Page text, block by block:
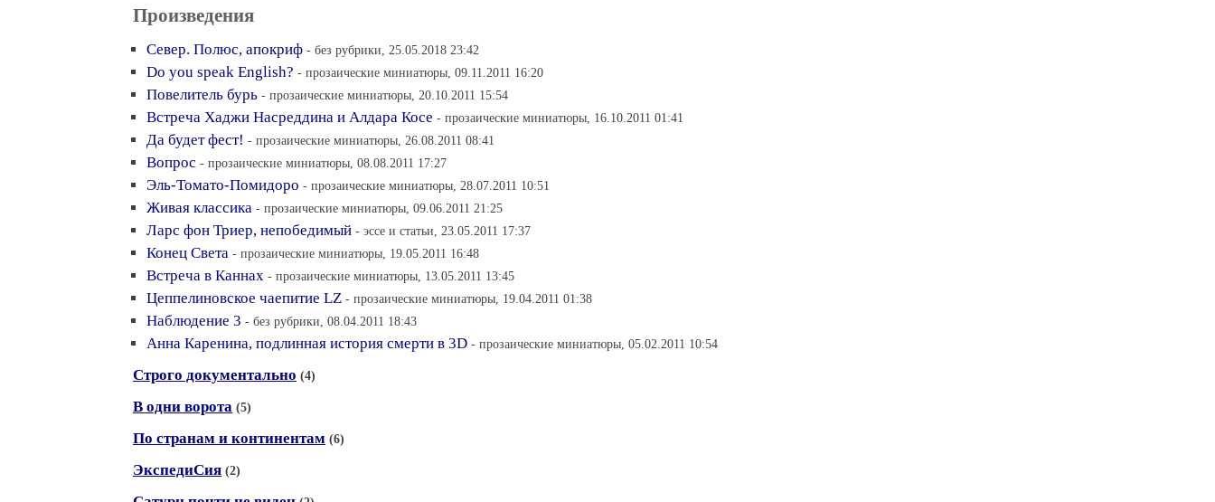
Произведения
Север. Полюс, апокриф - без рубрики, 25.05.2018 23:42
Do you speak English? - прозаические миниатюры, 09.11.2011 16:20
Повелитель бурь - прозаические миниатюры, 20.10.2011 15:54
Встреча Хаджи Насреддина и Алдара Косе - прозаические миниатюры, 16.10.2011 01:41
Да будет фест! - прозаические миниатюры, 26.08.2011 08:41
Вопрос - прозаические миниатюры, 08.08.2011 17:27
Эль-Томато-Помидоро - прозаические миниатюры, 28.07.2011 10:51
Живая классика - прозаические миниатюры, 09.06.2011 21:25
Ларс фон Триер, непобедимый - эссе и статьи, 23.05.2011 17:37
Конец Света - прозаические миниатюры, 19.05.2011 16:48
Встреча в Каннах - прозаические миниатюры, 13.05.2011 13:45
Цеппелиновское чаепитие LZ - прозаические миниатюры, 19.04.2011 01:38
Наблюдение 3 - без рубрики, 08.04.2011 18:43
Анна Каренина, подлинная история смерти в 3D - прозаические миниатюры, 05.02.2011 10:54
Строго документально (4)
В одни ворота (5)
По странам и континентам (6)
ЭкспедиСия (2)